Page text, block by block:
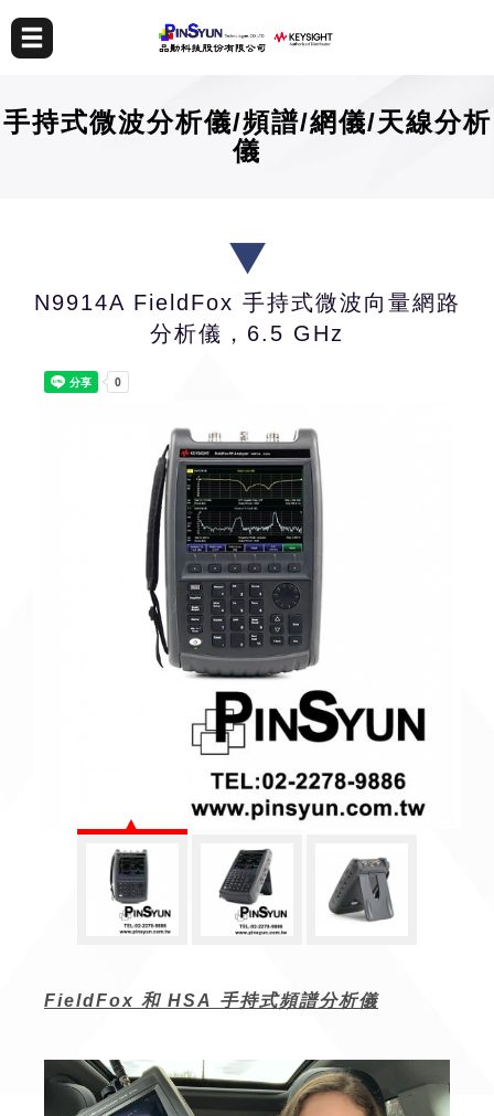
手持式微波分析儀/頻譜/網儀/天線分析
儀
N9914A FieldFox 手持式微波向量網路
分析儀，6.5 GHz
FieldFox 和 HSA 手持式頻譜分析儀